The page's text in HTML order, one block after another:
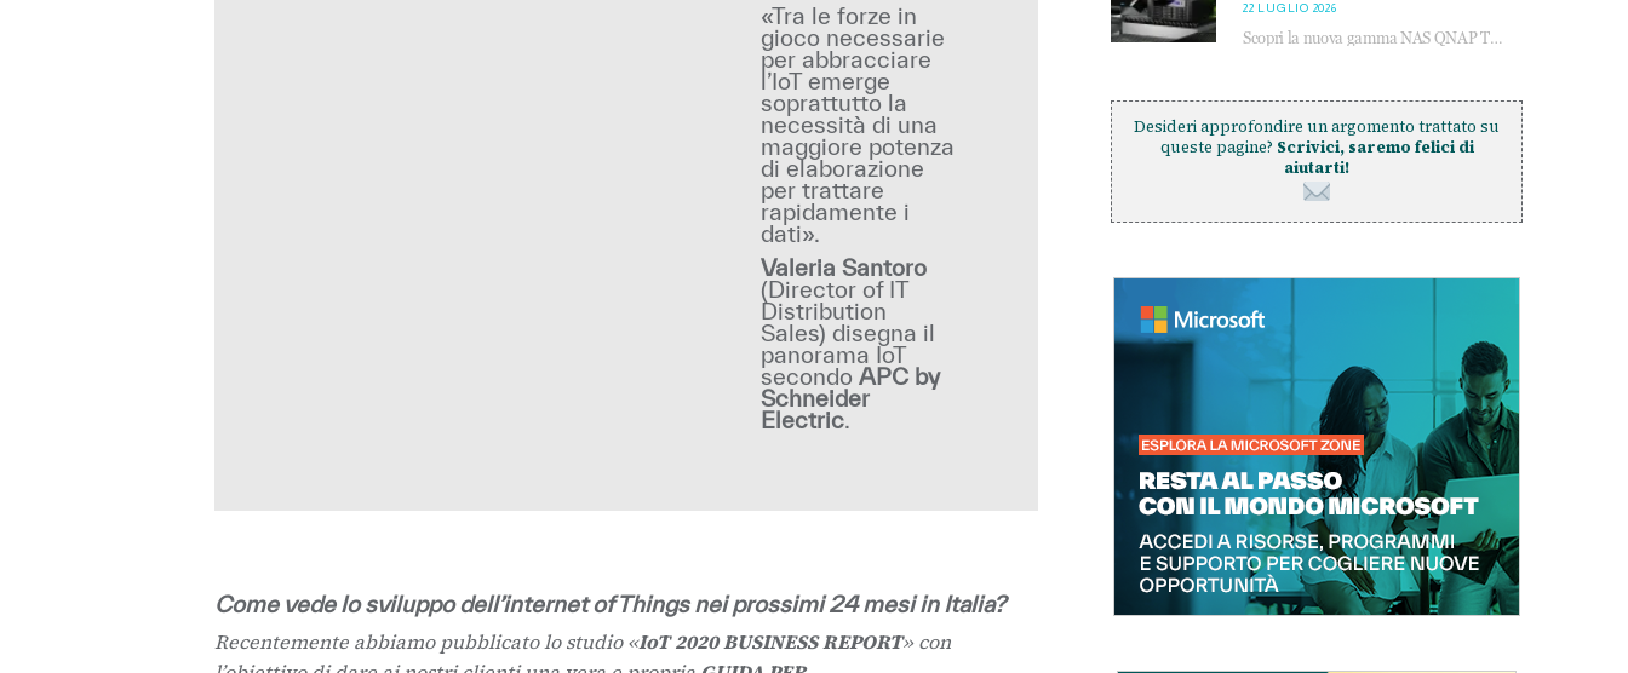
«Tra le forze in
gioco necessarie
per abbracciare
l’IoT emerge
soprattutto la
necessità di una
maggiore potenza
di elaborazione
per trattare
rapidamente i
dati».
Valeria Santoro
(Director of IT
Distribution
Sales) disegna il
panorama IoT
secondo APC by
Schneider
Electric.
Come vede lo sviluppo dell’internet of Things nei prossimi 24 mesi in Italia?
Recentemente abbiamo pubblicato lo studio «IoT 2020 BUSINESS REPORT» con
22 LUGLIO 2026
Scopri la nuova gamma NAS QNAP TS-h1465U-RP, TS-h1065eU e TS-h665U: storage aziendale con ZFS, DDR5, E1.S NVMe e connettività 2.5GbE per backup, virtualizzazione e cybersecurity.
Desideri approfondire un argomento trattato su
queste pagine? Scrivici, saremo felici di
aiutarti!